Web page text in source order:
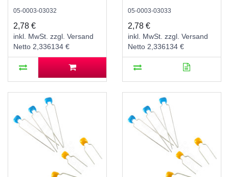
05-0003-03032
2,78 €
inkl. MwSt. zzgl. Versand
Netto 2,336134 €
05-0003-03033
2,78 €
inkl. MwSt. zzgl. Versand
Netto 2,336134 €